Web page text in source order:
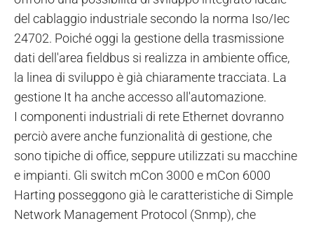
del cablaggio industriale secondo la norma Iso/Iec
24702. Poiché oggi la gestione della trasmissione
dati dell'area fieldbus si realizza in ambiente office,
la linea di sviluppo è già chiaramente tracciata. La
gestione It ha anche accesso all'automazione.
I componenti industriali di rete Ethernet dovranno
perciò avere anche funzionalità di gestione, che
sono tipiche di office, seppure utilizzati su macchine
e impianti. Gli switch mCon 3000 e mCon 6000
Harting posseggono già le caratteristiche di Simple
Network Management Protocol (Snmp), che